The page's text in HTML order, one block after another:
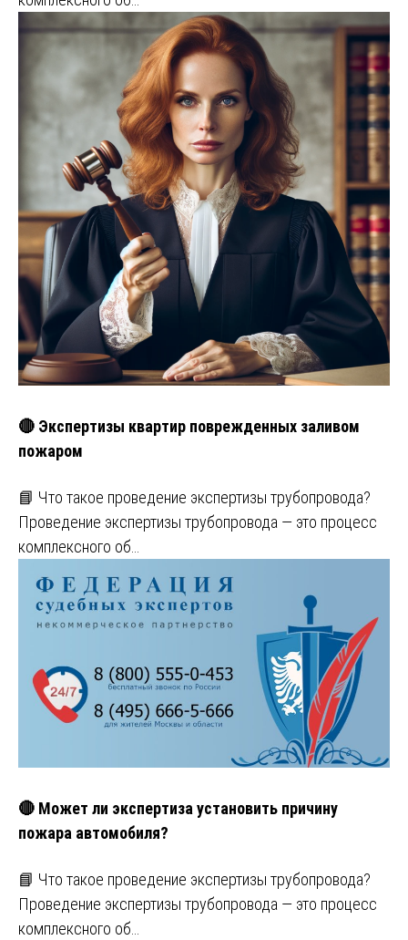
🔴 Экспертизы квартир поврежденных заливом
пожаром
📘 Что такое проведение экспертизы трубопровода?
Проведение экспертизы трубопровода — это процесс
комплексного об…
🔴 Может ли экспертиза установить причину
пожара автомобиля?
📘 Что такое проведение экспертизы трубопровода?
Проведение экспертизы трубопровода — это процесс
комплексного об…